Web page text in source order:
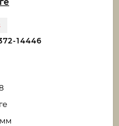
14446